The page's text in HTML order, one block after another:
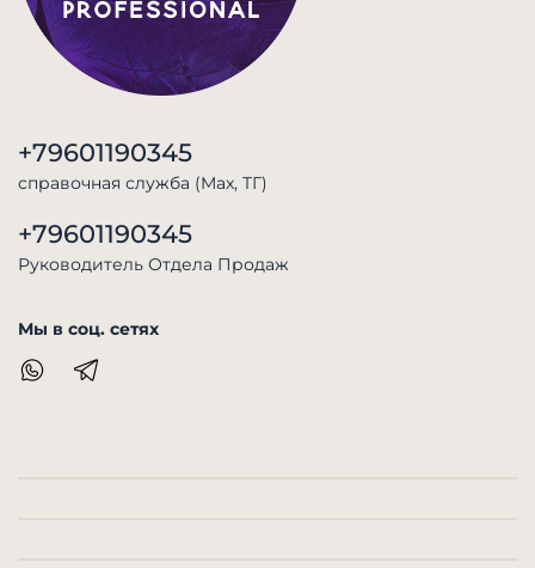
+79601190345
справочная служба (Max, TГ)
+79601190345
Руководитель Отдела Продаж
Мы в соц. сетях